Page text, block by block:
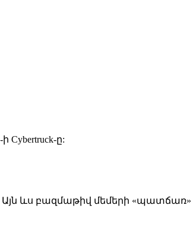
ը:
Այն ևս բազմաթիվ մեմերի «պատճառ»